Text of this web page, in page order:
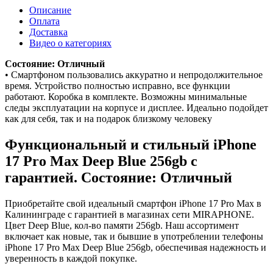
Описание
Оплата
Доставка
Видео о категориях
Состояние: Отличный
• Смартфоном пользовались аккуратно и непродолжительное
время. Устройство полностью исправно, все функции
работают. Коробка в комплекте. Возможны минимальные
следы эксплуатации на корпусе и дисплее. Идеально подойдет
как для себя, так и на подарок близкому человеку
Функциональный и стильный iPhone
17 Pro Max Deep Blue 256gb с
гарантией. Состояние: Отличный
Приобретайте свой идеальный смартфон iPhone 17 Pro Max в
Калининграде с гарантией в магазинах сети MIRAPHONE.
Цвет Deep Blue, кол-во памяти 256gb. Наш ассортимент
включает как новые, так и бывшие в употреблении телефоны
iPhone 17 Pro Max Deep Blue 256gb, обеспечивая надежность и
уверенность в каждой покупке.